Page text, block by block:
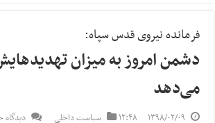
فرمانده نیروی قدس سپاه:
دشمن امروز به میزان
‌می‌دهد
۱۳۹۸/۰۲/۰۹ ۱۲:۴۸ سیاست داخلی
دیدگاه